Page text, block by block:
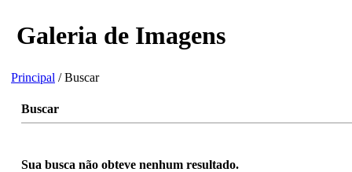
Galeria de Imagens
Principal / Buscar
Buscar
Sua busca não obteve nenhum resultado.